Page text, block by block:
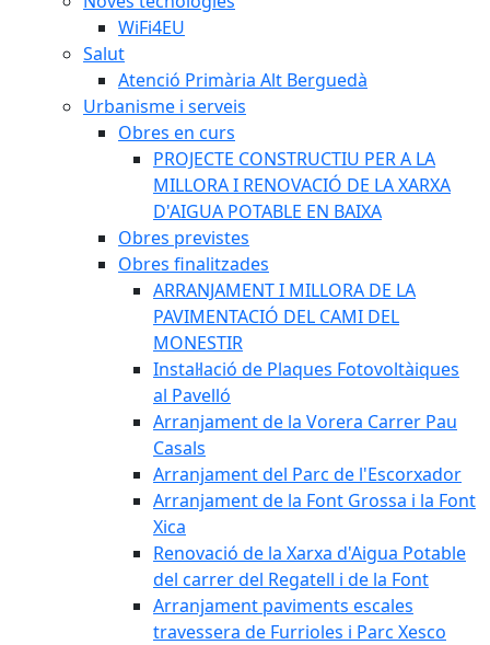
WiFi4EU
Salut
Atenció Primària Alt Berguedà
Urbanisme i serveis
Obres en curs
PROJECTE CONSTRUCTIU PER A LA
MILLORA I RENOVACIÓ DE LA XARXA
D'AIGUA POTABLE EN BAIXA
Obres previstes
Obres finalitzades
ARRANJAMENT I MILLORA DE LA
PAVIMENTACIÓ DEL CAMI DEL
MONESTIR
Instal·lació de Plaques Fotovoltàiques
al Pavelló
Arranjament de la Vorera Carrer Pau
Casals
Arranjament del Parc de l'Escorxador
Arranjament de la Font Grossa i la Font
Xica
Renovació de la Xarxa d'Aigua Potable
del carrer del Regatell i de la Font
Arranjament paviments escales
travessera de Furrioles i Parc Xesco